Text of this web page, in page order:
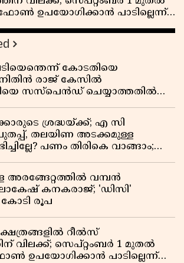
ഉപയോഗിക്കാൻ പാടില്ലെന്ന്
കോടതിയെ
നിതിൻ രാജ് കേസിൽ
സസ്പെൻഡ് ചെയ്യാത്തതിൽ
ശ്രദ്ധയ്ക്ക്; എ സി
തലയിണ അടക്കമുള്ള
പണം തിരികെ വാങ്ങാം;
വമ്പൻ
കനകരാജ്; 'ഡിസി'
കോടി രൂപ
ക്ഷേത്രങ്ങളിൽ റീൽസ്
വിലക്ക്; സെപ്റ്റംബർ 1 മുതൽ
പാടില്ലെന്ന്